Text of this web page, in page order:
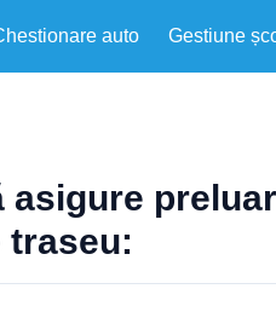
auto Gestiune
asigure
traseu: